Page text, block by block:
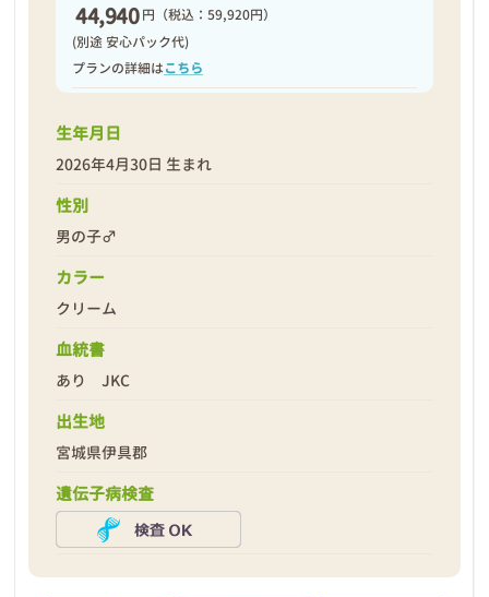
❮
44,940 円 （税込：59,920円）
(別途 安心パック代)
プランの詳細はこちら
生年月日
2026年4月30日 生まれ
性別
男の子♂
カラー
クリーム
血統書
あり JKC
出生地
宮城県伊具郡
遺伝子病検査